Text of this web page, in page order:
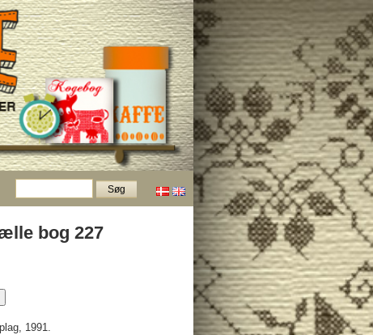
bog 227
1991.